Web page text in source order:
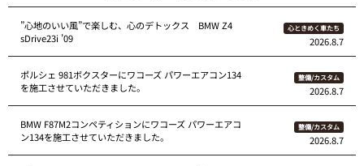
”心地のいい風”で楽しむ、心のデトックス BMW Z4
sDrive23i ’09
心ときめく車たち
2026.8.7
ポルシェ 981ボクスターにワコーズ パワーエアコン134
を施工させていただきました。
整備/カスタム
2026.8.7
BMW F87M2コンペティションにワコーズ パワーエアコ
ン134を施工させていただきました。
整備/カスタム
2026.8.7